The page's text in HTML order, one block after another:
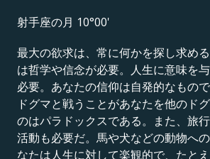
射手座の月 10°00'
最大の欲求は、常に何かを探し求める
は哲学や信念が必要。人生に意味を与
必要。あなたの信仰は自発的なもので
ドグマと戦うことがあなたを他のド
のはパラドックスである。また、旅行
活動も必要だ。馬や犬などの動物への
なたは人生に対して楽観的で、たとえ